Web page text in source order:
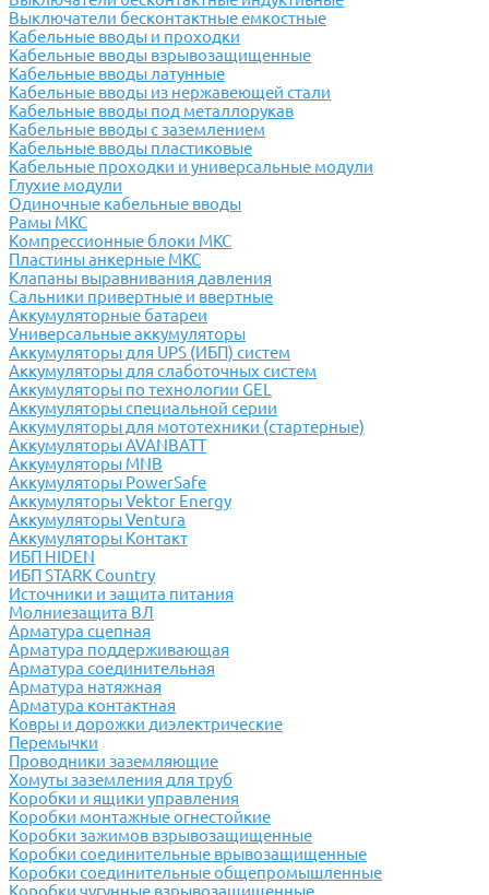
Выключатели бесконтактные емкостные
Кабельные вводы и проходки
Кабельные вводы взрывозащищенные
Кабельные вводы латунные
Кабельные вводы из нержавеющей стали
Кабельные вводы под металлорукав
Кабельные вводы с заземлением
Кабельные вводы пластиковые
Кабельные проходки и универсальные модули
Глухие модули
Одиночные кабельные вводы
Рамы МКС
Компрессионные блоки МКС
Пластины анкерные МКС
Клапаны выравнивания давления
Сальники привертные и ввертные
Аккумуляторные батареи
Универсальные аккумуляторы
Аккумуляторы для UPS (ИБП) систем
Аккумуляторы для слаботочных систем
Аккумуляторы по технологии GEL
Аккумуляторы специальной серии
Аккумуляторы для мототехники (стартерные)
Аккумуляторы AVANBATT
Аккумуляторы MNB
Аккумуляторы PowerSafe
Аккумуляторы Vektor Energy
Аккумуляторы Ventura
Аккумуляторы Контакт
ИБП HIDEN
ИБП STARK Country
Источники и защита питания
Молниезащита ВЛ
Арматура сцепная
Арматура поддерживающая
Арматура соединительная
Арматура натяжная
Арматура контактная
Ковры и дорожки диэлектрические
Перемычки
Проводники заземляющие
Хомуты заземления для труб
Коробки и ящики управления
Коробки монтажные огнестойкие
Коробки зажимов взрывозащищенные
Коробки соединительные врывозащищенные
Коробки соединительные общепромышленные
Коробки чугунные взрывозащищенные